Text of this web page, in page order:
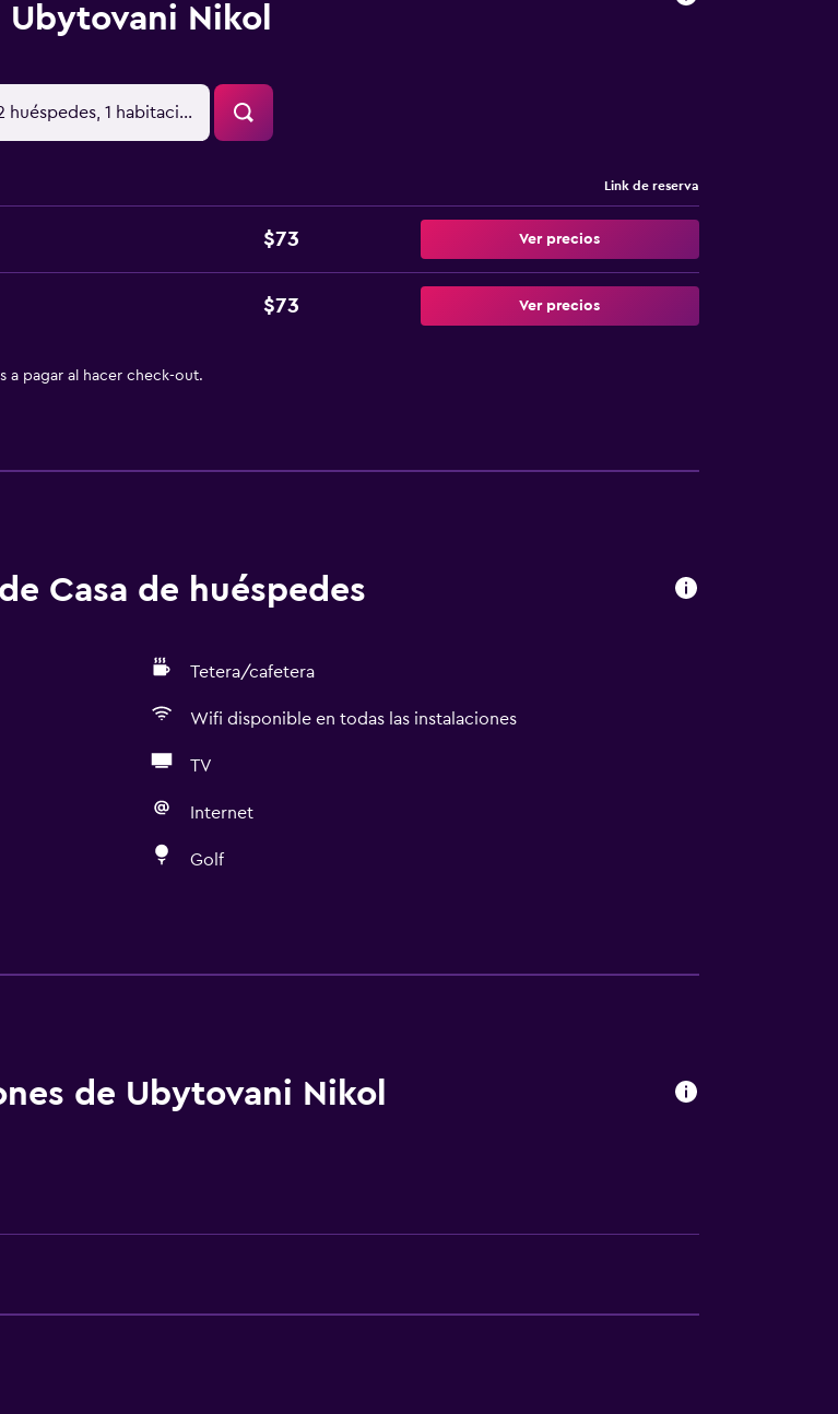
Ubytovani Nikol
huéspedes, 1 habitación
Link de reserva
$73 Ver precios
$73 Ver precios
a pagar al hacer check-out.
Casa de huéspedes
Tetera/cafetera
Wifi disponible en todas las instalaciones
TV
Internet
Golf
Wifi gratis
Ropa de cama
Sistema de entretenimiento
de Ubytovani Nikol